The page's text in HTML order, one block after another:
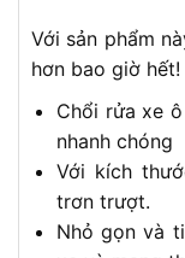
Với sản phẩm
hơn bao giờ hết!
Chổi rửa xe
nhanh chóng
Với kích
trơn trượt.
Nhỏ gọn và